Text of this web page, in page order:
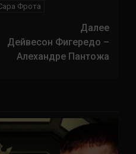
Фрота
Далее
Дейвесон Фигередо –
Алехандре Пантожа